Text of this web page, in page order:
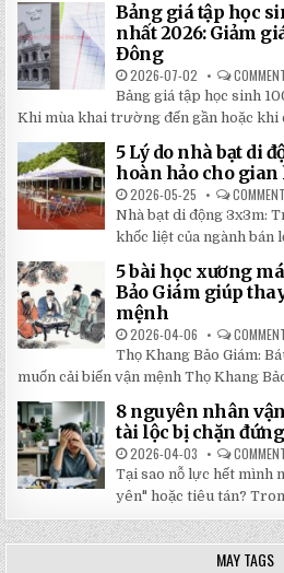
Bảng giá tập học
nhất 2026: Giảm
Đông
2026-07-02
Bảng giá tập học sinh
Khi mùa khai trường đến gần hoặc khi
5 Lý do nhà bạt di
hoàn hảo cho gian
2026-05-25
Nhà bạt di động 3x3m:
khốc liệt của ngành bán
5 bài học xương
Bảo Giám giúp
mệnh
2026-04-06
Thọ Khang Bảo Giám:
muốn cải biến vận mệnh Thọ Khang
8 nguyên nhân
tài lộc bị chặn
2026-04-03
Tại sao nỗ lực hết mình
yên" hoặc tiêu tán?
MAY TAGS